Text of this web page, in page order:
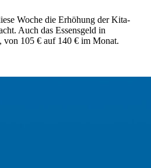
Woche die Erhöhung der Kita-
Auch das Essensgeld in
von 105 € auf 140 € im Monat.